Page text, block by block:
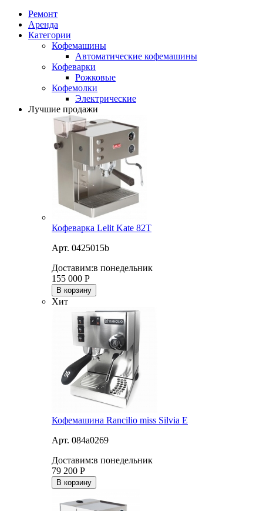
Ремонт
Аренда
Категории
Кофемашины
Автоматические кофемашины
Кофеварки
Рожковые
Кофемолки
Электрические
Лучшие продажи
Кофеварка Lelit Kate 82T
Арт. 0425015b
Доставим:в понедельник
155 000 Р
В корзину
Хит
Кофемашина Rancilio miss Silvia E
Арт. 084a0269
Доставим:в понедельник
79 200 Р
В корзину